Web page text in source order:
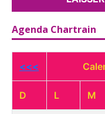
Agenda Chartrain
<<<
D L M